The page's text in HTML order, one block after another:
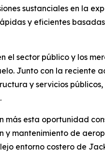
sustanciales en la
y eficientes
el sector público y los
Junto con la reciente
y servicios
más esta oportunidad
y mantenimiento de
entorno costero de